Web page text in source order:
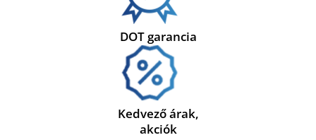
DOT garancia
Kedvező árak,
akciók